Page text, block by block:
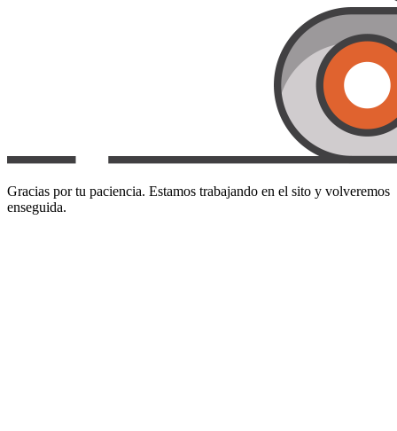
Gracias por tu paciencia. Estamos trabajando en el sito y volveremos
enseguida.